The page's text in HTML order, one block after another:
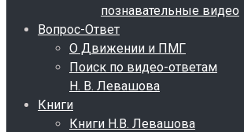
познавательные видео
Вопрос-Ответ
О Движении и ПМГ
Поиск по видео-ответам
Н. В. Левашова
Книги
Книги Н.В. Левашова